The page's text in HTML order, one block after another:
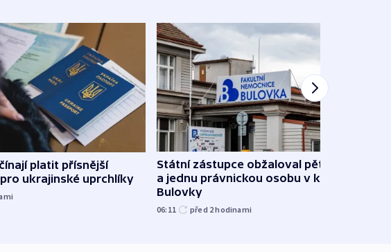
platit přísnější
ukrajinské uprchlíky
Státní zástupce obžaloval pět lidí
a jednu právnickou osobu v kauze
Bulovky
06:11 před 2hodinami